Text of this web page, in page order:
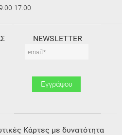
17:00
NEWSLETTER
Κάρτες με δυνατότητα